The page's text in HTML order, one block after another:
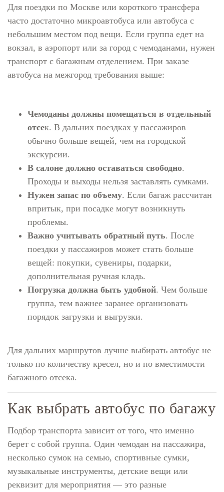
Для поездки по Москве или короткого трансфера
часто достаточно микроавтобуса или автобуса с
небольшим местом под вещи. Если группа едет на
вокзал, в аэропорт или за город с чемоданами, нужен
транспорт с багажным отделением. При заказе
автобуса на межгород требования выше:
Чемоданы должны помещаться в отдельный
отсек. В дальних поездках у пассажиров
обычно больше вещей, чем на городской
экскурсии.
В салоне должно оставаться свободно.
Проходы и выходы нельзя заставлять сумками.
Нужен запас по объему. Если багаж рассчитан
впритык, при посадке могут возникнуть
проблемы.
Важно учитывать обратный путь. После
поездки у пассажиров может стать больше
вещей: покупки, сувениры, подарки,
дополнительная ручная кладь.
Погрузка должна быть удобной. Чем больше
группа, тем важнее заранее организовать
порядок загрузки и выгрузки.
Для дальних маршрутов лучше выбирать автобус не
только по количеству кресел, но и по вместимости
багажного отсека.
Как выбрать автобус по багажу
Подбор транспорта зависит от того, что именно
берет с собой группа. Один чемодан на пассажира,
несколько сумок на семью, спортивные сумки,
музыкальные инструменты, детские вещи или
реквизит для мероприятия — это разные